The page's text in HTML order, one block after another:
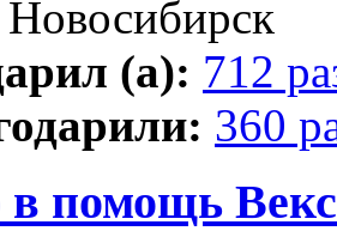
Новосибирск
(а): 712
360
помощь